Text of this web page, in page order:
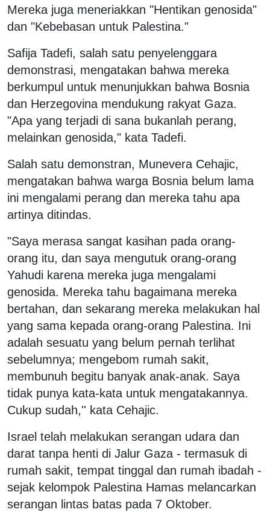
Mereka juga meneriakkan "Hentikan genosida"
dan "Kebebasan untuk Palestina."
Safija Tadefi, salah satu penyelenggara
demonstrasi, mengatakan bahwa mereka
berkumpul untuk menunjukkan bahwa Bosnia
dan Herzegovina mendukung rakyat Gaza.
"Apa yang terjadi di sana bukanlah perang,
melainkan genosida," kata Tadefi.
Salah satu demonstran, Munevera Cehajic,
mengatakan bahwa warga Bosnia belum lama
ini mengalami perang dan mereka tahu apa
artinya ditindas.
"Saya merasa sangat kasihan pada orang-
orang itu, dan saya mengutuk orang-orang
Yahudi karena mereka juga mengalami
genosida. Mereka tahu bagaimana mereka
bertahan, dan sekarang mereka melakukan hal
yang sama kepada orang-orang Palestina. Ini
adalah sesuatu yang belum pernah terlihat
sebelumnya; mengebom rumah sakit,
membunuh begitu banyak anak-anak. Saya
tidak punya kata-kata untuk mengatakannya.
Cukup sudah,'' kata Cehajic.
Israel telah melakukan serangan udara dan
darat tanpa henti di Jalur Gaza - termasuk di
rumah sakit, tempat tinggal dan rumah ibadah -
sejak kelompok Palestina Hamas melancarkan
serangan lintas batas pada 7 Oktober.